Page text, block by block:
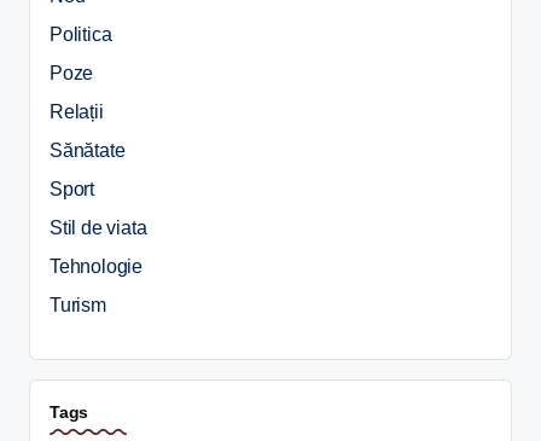
Politica
Poze
Relații
Sănătate
Sport
Stil de viata
Tehnologie
Turism
Tags